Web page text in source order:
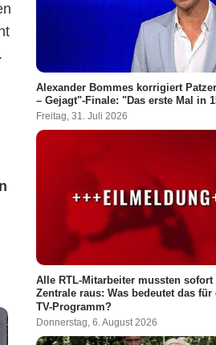
Alexander Bommes korrigiert
– Gejagt"-Finale: "Das erste Mal in
Freitag, 31. Juli 2026
Alle RTL-Mitarbeiter mussten sofort
Zentrale raus: Was bedeutet das für
TV-Programm?
Donnerstag, 6. August 2026